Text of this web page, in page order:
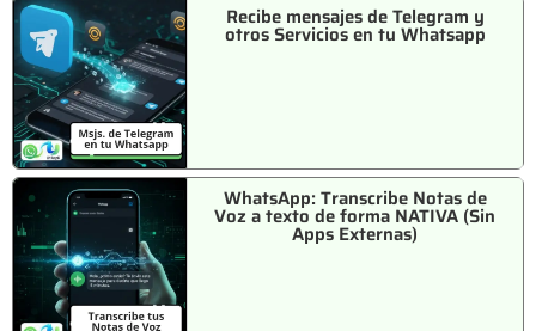
Recibe mensajes de Telegram y
otros Servicios en tu Whatsapp
WhatsApp: Transcribe Notas de
Voz a texto de forma NATIVA (Sin
Apps Externas)